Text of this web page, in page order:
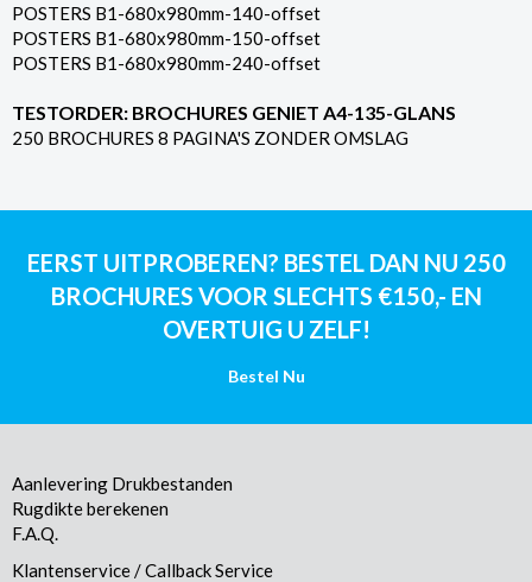
POSTERS B1-680x980mm-140-offset
POSTERS B1-680x980mm-150-offset
POSTERS B1-680x980mm-240-offset
TESTORDER: BROCHURES GENIET A4-135-GLANS
250 BROCHURES 8 PAGINA'S ZONDER OMSLAG
EERST UITPROBEREN? BESTEL DAN NU 250
BROCHURES VOOR SLECHTS €150,- EN
OVERTUIG U ZELF!
Bestel Nu
Aanlevering Drukbestanden
Rugdikte berekenen
F.A.Q.
Klantenservice / Callback Service